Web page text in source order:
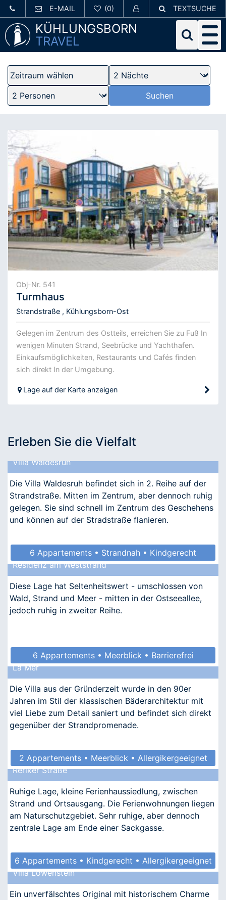
E-MAIL TEXTSUCHE
KÜHLUNGSBORN
TRAVEL
Obj-Nr. 541
Turmhaus
Strandstraße , Kühlungsborn-Ost
Gelegen im Zentrum des Ostteils, erreichen Sie zu Fuß In
wenigen Minuten Strand, Seebrücke und Yachthafen.
Einkaufsmöglichkeiten, Restaurants und Cafés finden
sich direkt In der Umgebung.
Lage auf der Karte anzeigen
Erleben Sie die Vielfalt
Villa Waldesruh
Die Villa Waldesruh befindet sich in 2. Reihe auf der
Strandstraße. Mitten im Zentrum, aber dennoch ruhig
gelegen. Sie sind schnell im Zentrum des Geschehens
und können auf der Stradstraße flanieren.
6 Appartements • Strandnah • Kindgerecht
• Allergikergeeignet
Residenz am Weststrand
Diese Lage hat Seltenheitswert - umschlossen von
Wald, Strand und Meer - mitten in der Ostseeallee,
jedoch ruhig in zweiter Reihe.
6 Appartements • Meerblick • Barrierefrei
La Mer
Die Villa aus der Gründerzeit wurde in den 90er
Jahren im Stil der klassischen Bäderarchitektur mit
viel Liebe zum Detail saniert und befindet sich direkt
gegenüber der Strandpromenade.
2 Appartements • Meerblick • Allergikergeeignet
Reriker Straße
Ruhige Lage, kleine Ferienhaussiedlung, zwischen
Strand und Ortsausgang. Die Ferienwohnungen liegen
am Naturschutzgebiet. Sehr ruhige, aber dennoch
zentrale Lage am Ende einer Sackgasse.
6 Appartements • Kindgerecht • Allergikergeeignet
Villa Löwenstein
Ein unverfälschtes Original mit historischem Charme